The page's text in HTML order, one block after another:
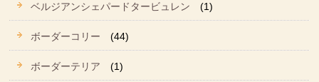
ベルジアンシェパードタービュレン (1)
ボーダーコリー (44)
ボーダーテリア (1)